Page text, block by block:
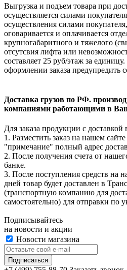
Выгрузка и подъем товара при
осуществляется силами
осуществления силами
оговаривается и оплачивается
крупногабаритного и тяжелого
отсутсвия лифта или
составляет 25 руб/этаж за
оформлении заказа предупредить
Доставка грузов по РФ.
компаниями работающими в
Для заказа продукции с
1. Разместить заказ на нашем
"примечание" полный адрес
2. После получения счета от
банке.
3. После поступления средств на
дней товар будет доставлен в
(транспортную компанию для
самостоятельно) для отправки по
Подписывайтесь
на новости и акции
Новости магазина